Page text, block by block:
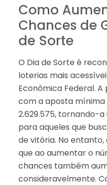
Como
Chances de
de Sorte
O Dia de Sorte é
loterias mais
Econômica Federal.
com a aposta mínima
2.629.575, tornando-
para aqueles que
de vitória. No
que ao aumentar o
chances também
consideravelmente.